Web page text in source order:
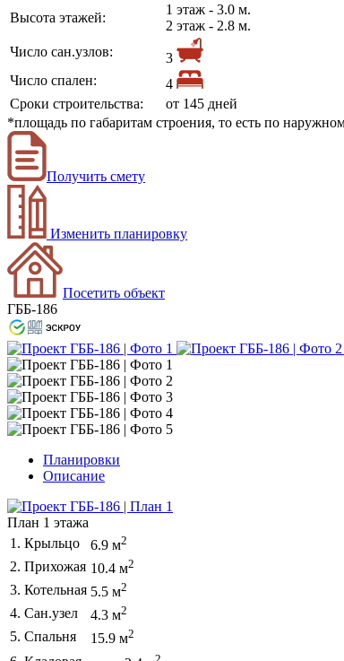
Высота этажей:
1 этаж - 3.0 м.
2 этаж - 2.8 м.
Число сан.узлов:
3
Число спален:
4
Сроки строительства:
от 145 дней
*площадь по габаритам строения, то есть по
Получить смету
Изменить планировку
Посетить объект
ГББ-186
Планировки
Описание
План 1 этажа
1. Крыльцо
6.9 м2
2. Прихожая 10.4 м2
3. Котельная 5.5 м2
4. Сан.узел 4.3 м2
5. Спальня 15.9 м2